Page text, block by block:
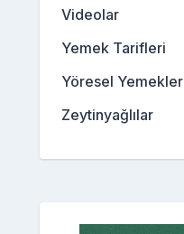
Videolar
Yemek Tarifleri
Yöresel Yemekler
Zeytinyağlılar